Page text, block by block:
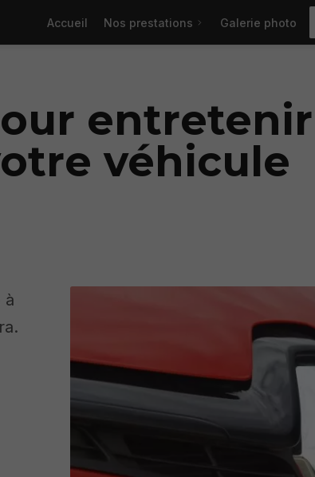
Accueil Nos prestations Galerie photo
entretenir
véhicule
à